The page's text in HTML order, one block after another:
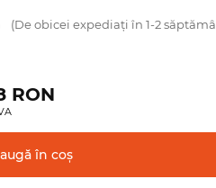
(De obicei expediați în 1-2
RON
în coş